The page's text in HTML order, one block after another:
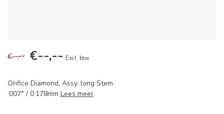
€--,-- €--,-- Excl. btw
Orifice Diamond, Assy, long Stem
.007" / 0.178mm Lees meer.